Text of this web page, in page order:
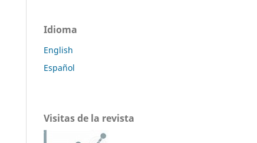
Idioma
English
Español
Visitas de la revista